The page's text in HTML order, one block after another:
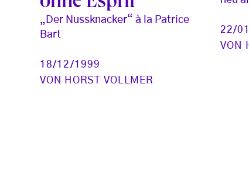
22/
VON
„Der Nussknacker“ à la Patrice
Bart
18/12/1999
VON
HORST VOLLMER